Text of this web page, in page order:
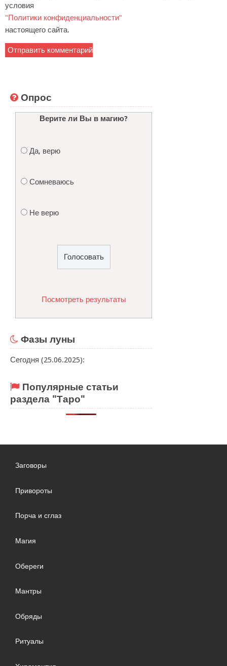
условия
"Политики конфиденциальности"
настоящего сайта.
Опрос
Верите ли Вы в магию?
Да, верю
Сомневаюсь
Не верю
Посмотреть результаты
Фазы луны
Сегодня (25.06.2025):
Популярные статьи
раздела "Таро"
Заговоры
Привороты
Порча и сглаз
Магия
Обереги
Мантры
Обряды
Ритуалы